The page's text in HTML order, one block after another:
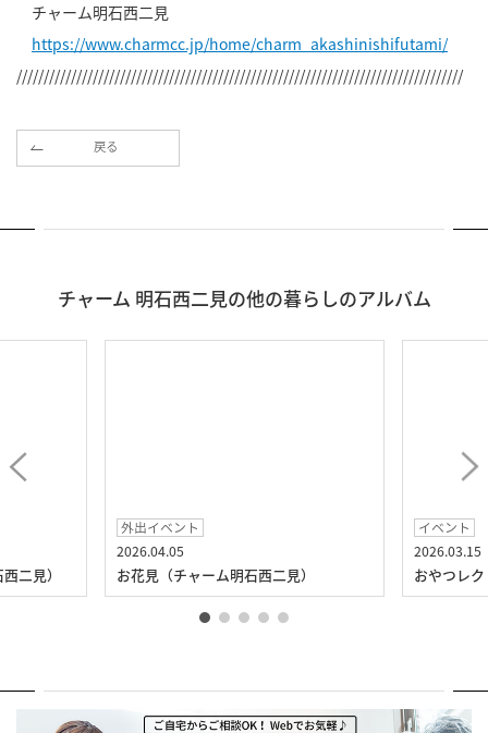
チャーム明石西二見
https://www.charmcc.jp/home/charm_akashinishifutami/
//////////////////////////////////////////////////////////////////////////////////
戻る
チャーム 明石西二見の他の暮らしのアルバム
二見）
外出イベント
2026.04.05
お花見（チャーム明石西二見）
イベント
2026.03.15
おやつレ